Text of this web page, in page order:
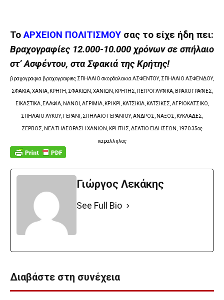
ΤοΑΡΧΕΙΟΝ ΠΟΛΙΤΙΣΜΟΥ σας το είχε ήδη πει:
Βραχογραφίες 12.000-10.000 χρόνων σε σπήλαιο
στ’ Ασφέντου, στα Σφακιά της Κρήτης!
βραχογραφια βραχογραφιες ΣΠΗΛΑΙΟ σκορδαλακια ΑΣΦΕΝΤΟΥ, ΣΠΗΛΑΙΟ ΑΣΦΕΝΔΟΥ,
ΣΦΑΚΙΑ, ΧΑΝΙΑ, ΚΡΗΤΗ, ΣΦΑΚΙΩΝ, ΧΑΝΙΩΝ, ΚΡΗΤΗΣ, ΠΕΤΡΟΓΛΥΦΙΚΑ, ΒΡΑΧΟΓΡΑΦΙΕΣ,
ΕΙΚΑΣΤΙΚΑ, ΕΛΑΦΙΑ, ΝΑΝΟΙ, ΑΓΡΙΜΙΑ, ΚΡΙ ΚΡΙ, ΚΑΤΣΙΚΙΑ, ΚΑΤΣΙΚΕΣ, ΑΓΡΙΟΚΑΤΣΙΚΟ,
ΣΠΗΛΑΙΟ ΛΥΚΟΥ, ΓΕΡΑΝΙ, ΣΠΗΛΑΙΟ ΓΕΡΑΝΙΟΥ, ΑΝΔΡΟΣ, ΝΑΞΟΣ, ΚΥΚΛΑΔΕΣ,
ΖΕΡΒΟΣ, ΝΕΑ ΤΗΛΕΟΡΑΣΗ ΧΑΝΙΩΝ, ΚΡΗΤΗΣ, ΔΕΛΤΙΟ ΕΙΔΗΣΕΩΝ, 1970 35ος
παραλληλος
Γιώργος Λεκάκης
See Full Bio
Διαβάστε στη συνέχεια